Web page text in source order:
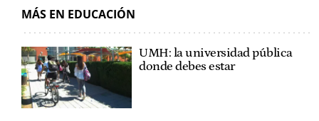
MÁS EN EDUCACIÓN
UMH: la universidad pública
donde debes estar